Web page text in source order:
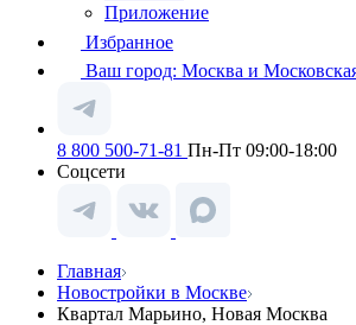
Приложение
Избранное
Ваш город: Москва и
8 800 500-71-81 Пн-Пт 09:00-18:00
Соцсети
Главная
Новостройки в Москве
Квартал Марьино, Новая Москва